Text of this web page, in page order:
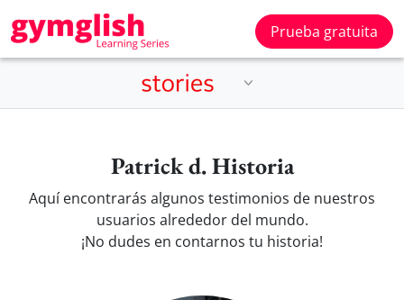
Prueba gratuita
Patrick d. Historia
Aquí encontrarás algunos testimonios de nuestros
usuarios alrededor del mundo.
¡No dudes en contarnos tu historia!